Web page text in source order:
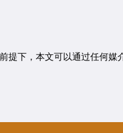
提下，本文可以通过任何媒